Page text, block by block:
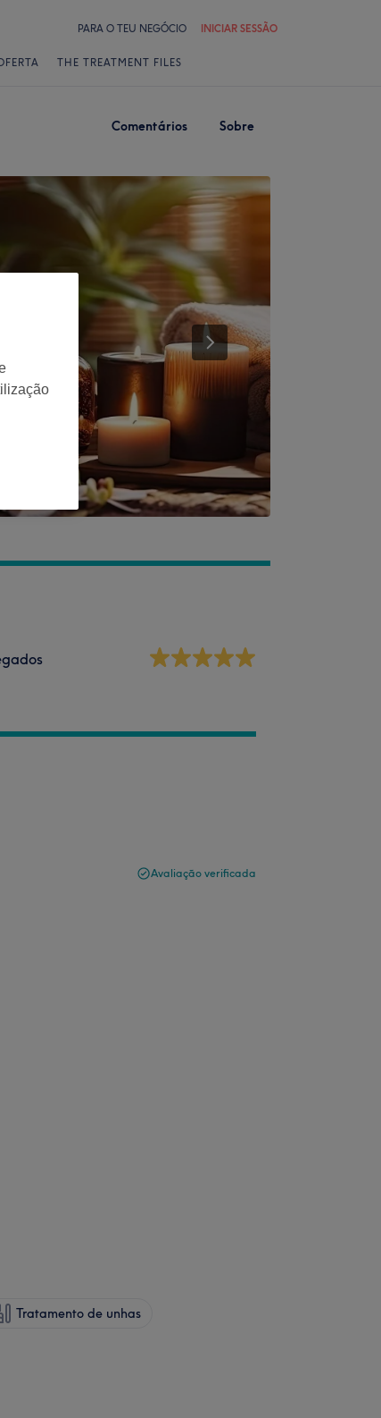
PARA O TEU NEGÓCIO INICIAR SESSÃO
THE TREATMENT FILES
Comentários Sobre
Avaliação verificada
Tratamento de unhas